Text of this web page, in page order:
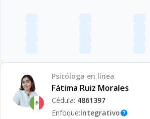
Psicóloga en línea
Fátima Ruiz Morales
Cédula: 4861397
Enfoque:Integrativohelp